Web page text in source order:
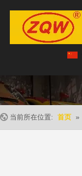
当前所在位置: 首页 »